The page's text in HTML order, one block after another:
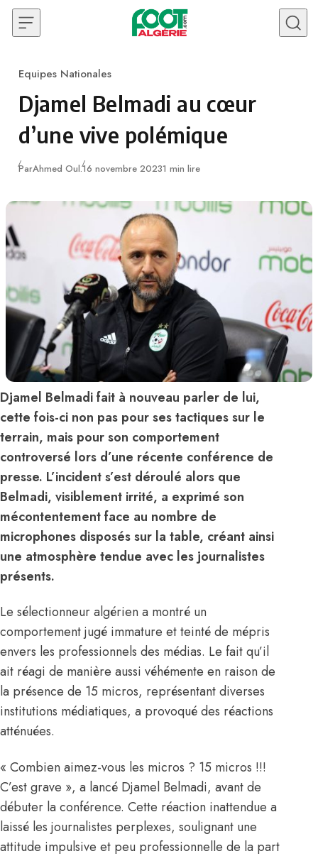
Skip to content
Category
Equipes Nationales
Djamel Belmadi au cœur
d’une vive polémique
ParAhmed Oul.Publié
16 novembre 20231 min lire
Djamel Belmadi fait à nouveau parler de lui,
cette fois-ci non pas pour ses tactiques sur le
terrain, mais pour son comportement
controversé lors d’une récente conférence de
presse. L’incident s’est déroulé alors que
Belmadi, visiblement irrité, a exprimé son
mécontentement face au nombre de
microphones disposés sur la table, créant ainsi
une atmosphère tendue avec les journalistes
présents.
Le sélectionneur algérien a montré un
comportement jugé immature et teinté de mépris
envers les professionnels des médias. Le fait qu’il
ait réagi de manière aussi véhémente en raison de
la présence de 15 micros, représentant diverses
institutions médiatiques, a provoqué des réactions
atténuées.
« Combien aimez-vous les micros ? 15 micros !!!
C’est grave », a lancé Djamel Belmadi, avant de
débuter la conférence. Cette réaction inattendue a
laissé les journalistes perplexes, soulignant une
attitude impulsive et peu professionnelle de la part